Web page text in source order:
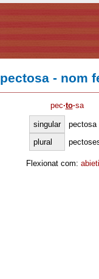
pectosa - nom
pec·to·sa
singular
pectosa
plural
Flexionat com: